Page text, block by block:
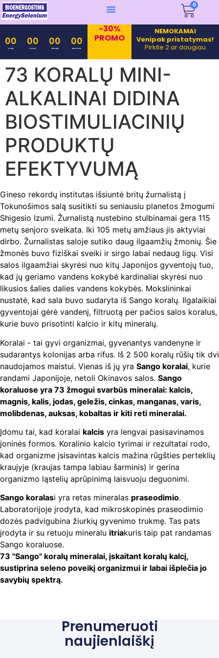
0
00
Days
00
Hours
00
Minutes
00
Seconds
-30%
PROMO
NEMOKAMAI
Venipak pristatymas!
Pirkite 2 ar daugiau
73 KORALŲ MINI-
ALKALINAI DIDINA
BIOSTIMULIACINIŲ
PRODUKTŲ
EFEKTYVUMĄ
Gineso rekordų institutas išsiuntė britų žurnalistą į
Tokunošimos salą susitikti su seniausiu planetos žmogumi
Shigesio Izumi. Žurnalistą nustebino stulbinamai gera 115
metų senjoro sveikata. Iki 105 metų amžiaus jis aktyviai
dirbo. Žurnalistas saloje sutiko daug ilgaamžių žmonių. Šie
žmonės buvo fiziškai sveiki ir sirgo labai nedaug ligų. Visi
salos ilgaamžiai skyrėsi nuo kitų Japonijos gyventojų tuo,
kad jų geriamo vandens kokybė kardinaliai skyrėsi nuo
likusios šalies dalies vandens kokybės. Mokslininkai
nustatė, kad sala buvo sudaryta iš Sango koralų. Ilgalaikiai
gyventojai gėrė vandenį, filtruotą per pačios salos koralus,
kurie buvo prisotinti kalcio ir kitų mineralų.
Koralai - tai gyvi organizmai, gyvenantys vandenyne ir
sudarantys kolonijas arba rifus. Iš 2 500 koralų rūšių tik dvi
naudojamos maistui. Vienas iš jų yra Sango koralai, kurie
randami Japonijoje, netoli Okinavos salos. Sango
koraluose yra 73 žmogui svarbūs mineralai: kalcis,
magnis, kalis, jodas, geležis, cinkas, manganas, varis,
molibdenas, auksas, kobaltas ir kiti reti mineralai.
Įdomu tai, kad koralai kalcis yra lengvai pasisavinamos
joninės formos. Koralinio kalcio tyrimai ir rezultatai rodo,
kad organizme įsisavintas kalcis mažina rūgšties perteklių
kraujyje (kraujas tampa labiau šarminis) ir gerina
organizmo ląstelių aprūpinimą laisvuoju deguonimi.
Sango koralasi yra retas mineralas praseodimio.
Laboratorijoje įrodyta, kad mikroskopinės praseodimio
dozės padvigubina žiurkių gyvenimo trukmę. Tas pats
įrodyta ir su retuoju mineralu itriakuris taip pat randamas
Sango koraluose.
73 "Sango" koralų mineralai, įskaitant koralų kalcį,
sustiprina seleno poveikį organizmui ir labai išplečia jo
savybių spektrą.
Prenumeruoti
naujienlaiškį